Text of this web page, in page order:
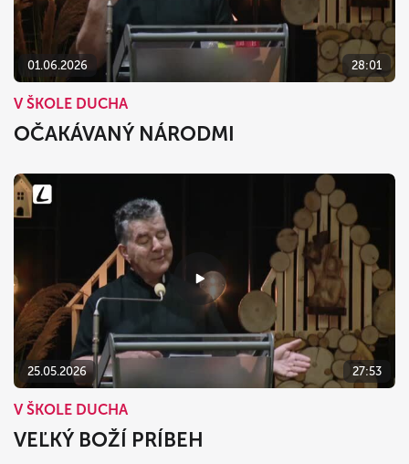
01.06.2026 28:01
V ŠKOLE DUCHA
OČAKÁVANÝ NÁRODMI
25.05.2026 27:53
V ŠKOLE DUCHA
VEĽKÝ BOŽÍ PRÍBEH